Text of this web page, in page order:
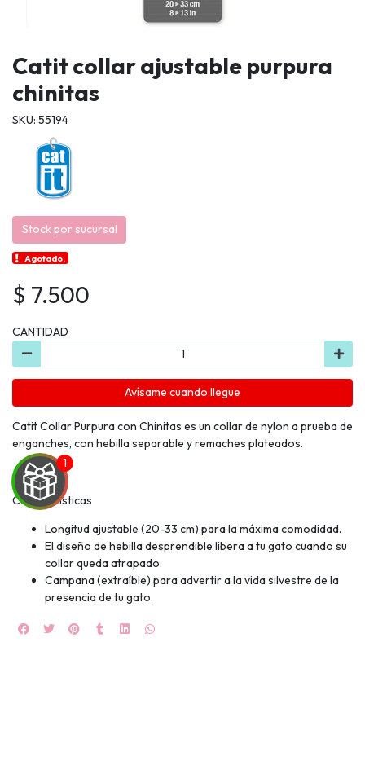
Catit collar ajustable purpura
chinitas
SKU: 55194
Stock por sucursal
Agotado.
$ 7.500
CANTIDAD
Avísame cuando llegue
Catit Collar Purpura con Chinitas es un collar de nylon a prueba de
enganches, con hebilla separable y remaches plateados.
Características
Longitud ajustable (20-33 cm) para la máxima comodidad.
El diseño de hebilla desprendible libera a tu gato cuando su
collar queda atrapado.
Campana (extraíble) para advertir a la vida silvestre de la
presencia de tu gato.